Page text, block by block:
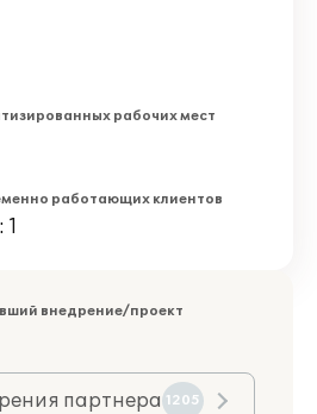
рабочих мест
работающих клиентов
1
внедрение/проект
партнера 1205